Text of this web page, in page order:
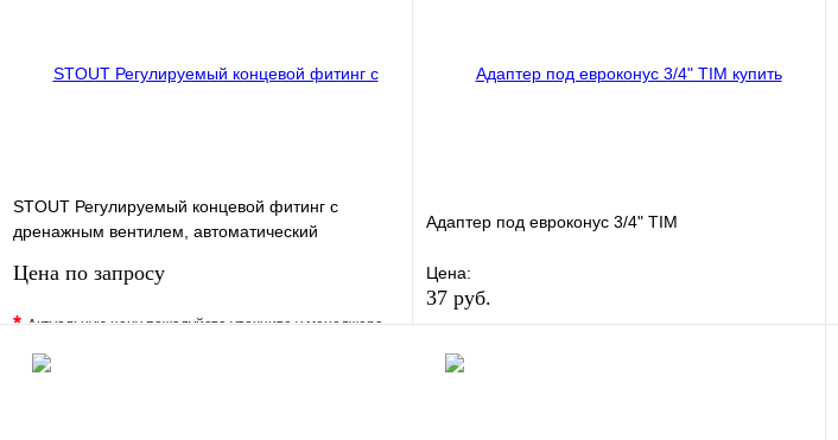
STOUT Регулируемый концевой фитинг с
дренажным вентилем, автоматический
Цена по запросу
*Актуальную цену пожалуйста уточните у менеджера
В избранное
Адаптер под евроконус 3/4" TIM
Цена:
37 руб.
Купить в 1 клик